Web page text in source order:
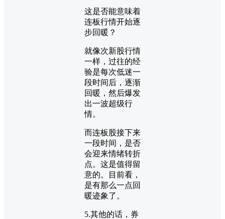
这是否能意味着
连板行情开始逐
步回暖？
就像次新股行情
一样，过往的经
验是每次低迷一
段时间后，逐渐
回暖，然后爆发
出一波超级行
情。
而连板股接下来
一段时间，是否
会迎来情绪转折
点。这是值得留
意的。目前看，
是有那么一点回
暖迹象了。
5.其他的话，券